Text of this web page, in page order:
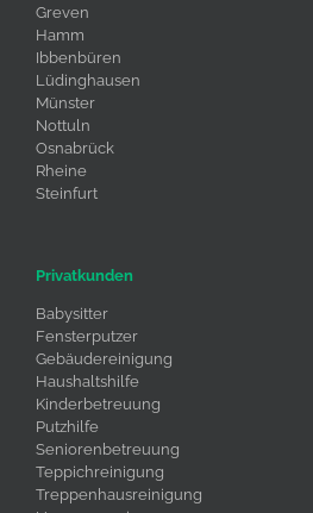
Greven
Hamm
Ibbenbüren
Lüdinghausen
Münster
Nottuln
Osnabrück
Rheine
Steinfurt
Privatkunden
Babysitter
Fensterputzer
Gebäudereinigung
Haushaltshilfe
Kinderbetreuung
Putzhilfe
Seniorenbetreuung
Teppichreinigung
Treppenhausreinigung